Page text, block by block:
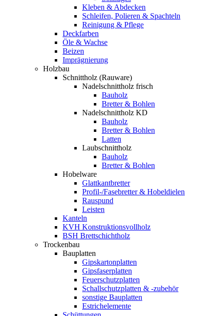
Kleben & Abdecken
Schleifen, Polieren & Spachteln
Reinigung & Pflege
Deckfarben
Öle & Wachse
Beizen
Imprägnierung
Holzbau
Schnittholz (Rauware)
Nadelschnittholz frisch
Bauholz
Bretter & Bohlen
Nadelschnittholz KD
Bauholz
Bretter & Bohlen
Latten
Laubschnittholz
Bauholz
Bretter & Bohlen
Hobelware
Glattkantbretter
Profil-/Fasebretter & Hobeldielen
Rauspund
Leisten
Kanteln
KVH Konstruktionsvollholz
BSH Brettschichtholz
Trockenbau
Bauplatten
Gipskartonplatten
Gipsfaserplatten
Feuerschutzplatten
Schallschutzplatten & -zubehör
sonstige Bauplatten
Estrichelemente